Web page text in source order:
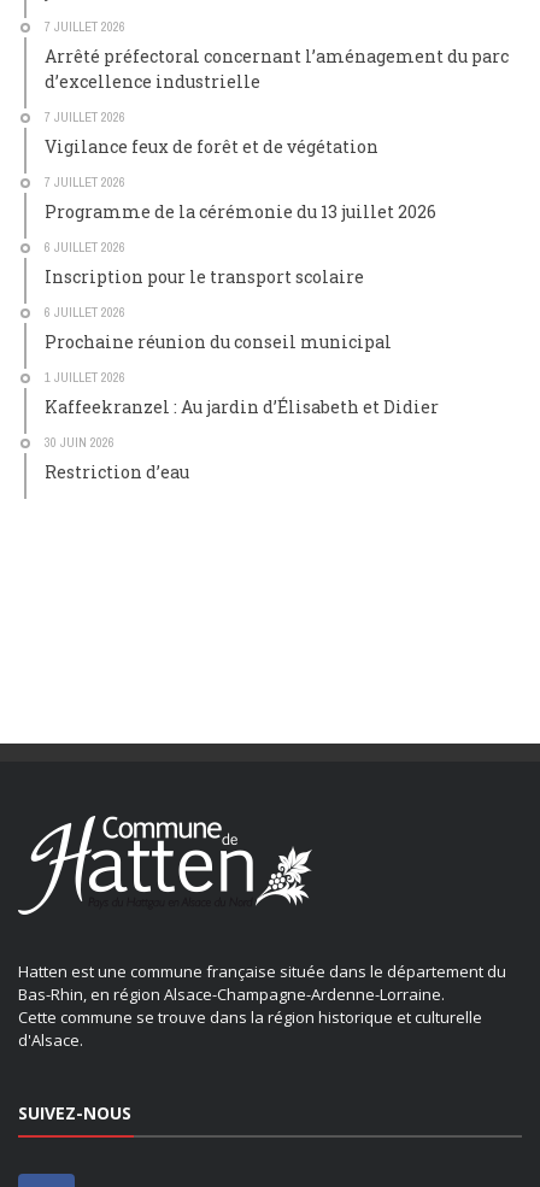
7 JUILLET 2026
Arrêté préfectoral concernant l’aménagement du parc
d’excellence industrielle
7 JUILLET 2026
Vigilance feux de forêt et de végétation
7 JUILLET 2026
Programme de la cérémonie du 13 juillet 2026
6 JUILLET 2026
Inscription pour le transport scolaire
6 JUILLET 2026
Prochaine réunion du conseil municipal
1 JUILLET 2026
Kaffeekranzel : Au jardin d’Élisabeth et Didier
30 JUIN 2026
Restriction d’eau
Hatten est une commune française située dans le département du
Bas-Rhin, en région Alsace-Champagne-Ardenne-Lorraine.
Cette commune se trouve dans la région historique et culturelle
d'Alsace.
SUIVEZ-NOUS